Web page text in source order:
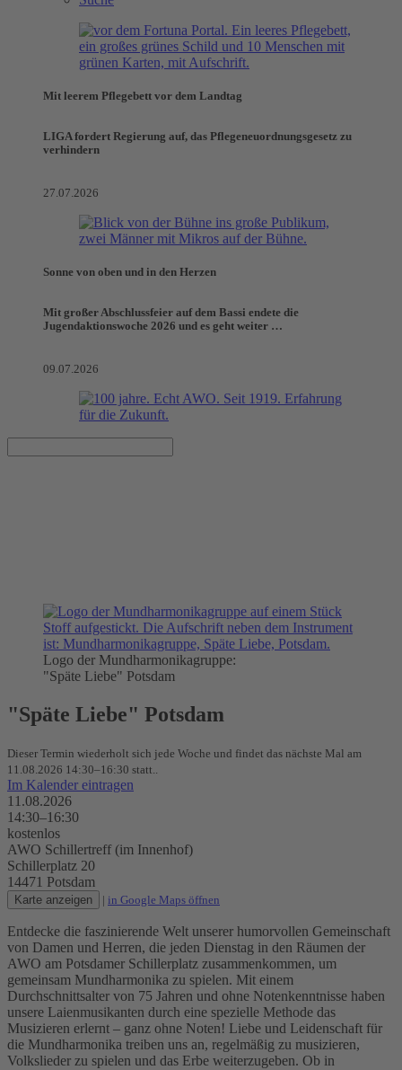
Mit leerem Pflegebett vor dem Landtag
LIGA fordert Regierung auf, das Pflegeneuordnungsgesetz zu
verhindern
27.07.2026
Sonne von oben und in den Herzen
Mit großer Abschlussfeier auf dem Bassi endete die
Jugendaktionswoche 2026 und es geht weiter …
09.07.2026
Logo der Mundharmonikagruppe:
"Späte Liebe" Potsdam
"Späte Liebe" Potsdam
Dieser Termin wiederholt sich jede Woche und findet das nächste Mal am
11.08.2026 14:30–16:30 statt..
Im Kalender eintragen
11.08.2026
14:30–16:30
kostenlos
AWO Schillertreff (im Innenhof)
Schillerplatz 20
14471 Potsdam
Karte anzeigen | in Google Maps öffnen
Entdecke die faszinierende Welt unserer humorvollen Gemeinschaft
von Damen und Herren, die jeden Dienstag in den Räumen der
AWO am Potsdamer Schillerplatz zusammenkommen, um
gemeinsam Mundharmonika zu spielen. Mit einem
Durchschnittsalter von 75 Jahren und ohne Notenkenntnisse haben
unsere Laienmusikanten durch eine spezielle Methode das
Musizieren erlernt – ganz ohne Noten! Liebe und Leidenschaft für
die Mundharmonika treiben uns an, regelmäßig zu musizieren,
Volkslieder zu spielen und das Erbe weiterzugeben. Ob in